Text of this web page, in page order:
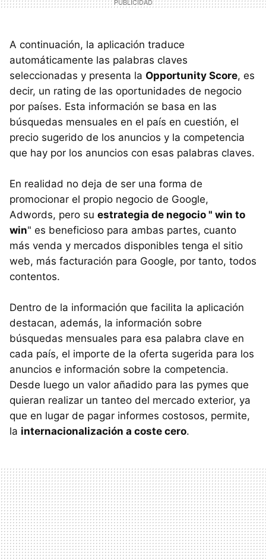
A continuación, la aplicación traduce
automáticamente las palabras claves
seleccionadas y presenta la Opportunity Score, es
decir, un rating de las oportunidades de negocio
por países. Esta información se basa en las
búsquedas mensuales en el país en cuestión, el
precio sugerido de los anuncios y la competencia
que hay por los anuncios con esas palabras claves.
En realidad no deja de ser una forma de
promocionar el propio negocio de Google,
Adwords, pero su estrategia de negocio " win to
win" es beneficioso para ambas partes, cuanto
más venda y mercados disponibles tenga el sitio
web, más facturación para Google, por tanto, todos
contentos.
Dentro de la información que facilita la aplicación
destacan, además, la información sobre
búsquedas mensuales para esa palabra clave en
cada país, el importe de la oferta sugerida para los
anuncios e información sobre la competencia.
Desde luego un valor añadido para las pymes que
quieran realizar un tanteo del mercado exterior, ya
que en lugar de pagar informes costosos, permite,
la internacionalización a coste cero.